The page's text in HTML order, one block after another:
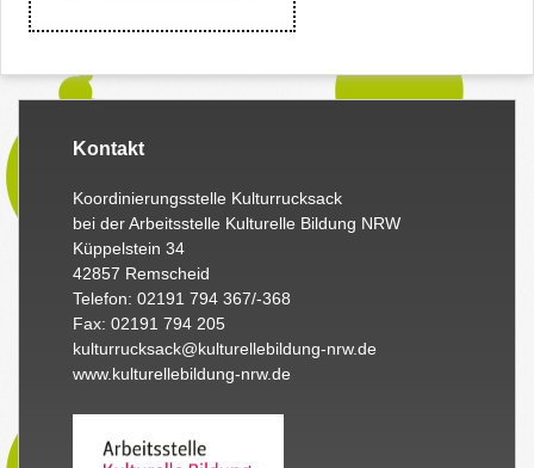
Kontakt
Koordinierungsstelle Kulturrucksack
bei der Arbeitsstelle Kulturelle Bildung NRW
Küppelstein 34
42857 Remscheid
Telefon: 02191 794 367/-368
Fax: 02191 794 205
kulturrucksack@kulturellebildung-nrw.de
www.kulturellebildung-nrw.de